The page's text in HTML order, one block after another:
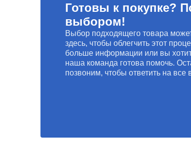
Готовы к покупке?
выбором!
Выбор подходящего товара
здесь, чтобы облегчить этот
больше информации или вы
наша команда готова помочь.
позвоним, чтобы ответить на